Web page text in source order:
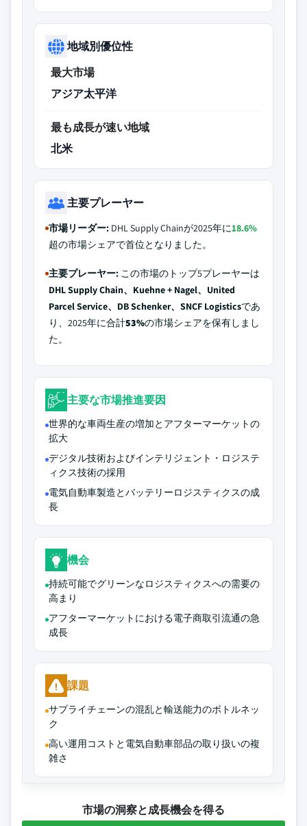
地域別優位性
最大市場
アジア太平洋
最も成長が速い地域
北米
主要プレーヤー
市場リーダー: DHL Supply Chainが2025年に18.6%
超の市場シェアで首位となりました。
主要プレーヤー: この市場のトップ5プレーヤーは
DHL Supply Chain、Kuehne + Nagel、United
Parcel Service、DB Schenker、SNCF Logisticsであ
り、2025年に合計53%の市場シェアを保有しまし
た。
主要な市場推進要因
世界的な車両生産の増加とアフターマーケットの
拡大
デジタル技術およびインテリジェント・ロジステ
ィクス技術の採用
電気自動車製造とバッテリーロジスティクスの成
長
機会
持続可能でグリーンなロジスティクスへの需要の
高まり
アフターマーケットにおける電子商取引流通の急
成長
課題
サプライチェーンの混乱と輸送能力のボトルネッ
ク
高い運用コストと電気自動車部品の取り扱いの複
雑さ
市場の洞察と成長機会を得る